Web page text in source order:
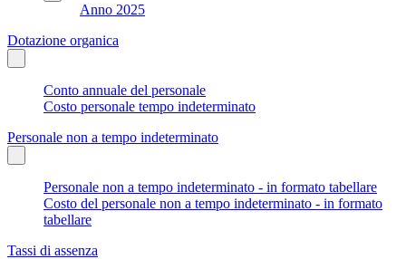
Anno 2025
Dotazione organica
Conto annuale del personale
Costo personale tempo indeterminato
Personale non a tempo indeterminato
Personale non a tempo indeterminato - in formato tabellare
Costo del personale non a tempo indeterminato - in formato
tabellare
Tassi di assenza